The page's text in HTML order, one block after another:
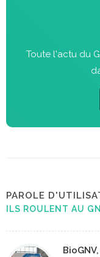
Toute l'actu du
PAROLE
ILS ROULENT AU